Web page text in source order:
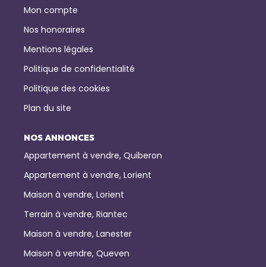
Mon compte
Nos honoraires
Mentions légales
Politique de confidentialité
Politique des cookies
Plan du site
NOS ANNONCES
Appartement à vendre, Quiberon
Appartement à vendre, Lorient
Maison à vendre, Lorient
Terrain à vendre, Riantec
Maison à vendre, Lanester
Maison à vendre, Queven